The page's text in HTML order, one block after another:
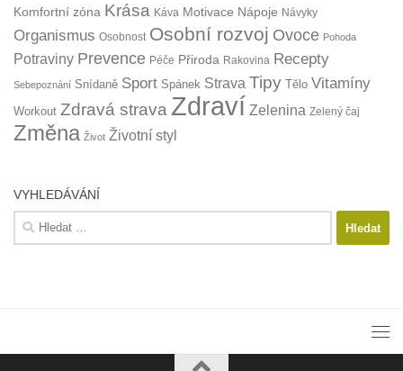
Komfortní zóna Krása Káva Motivace Nápoje Návyky
Organismus Osobnost Osobní rozvoj Ovoce Pohoda
Potraviny Prevence Péče Přiroda Rakovina Recepty
Sebepoznání Snídaně Sport Spánek Strava Tipy Tělo Vitamíny
Workout Zdravá strava Zdraví Zelenina Zelený čaj
Změna Život Životní styl
VYHLEDÁVÁNÍ
Vyhledávání